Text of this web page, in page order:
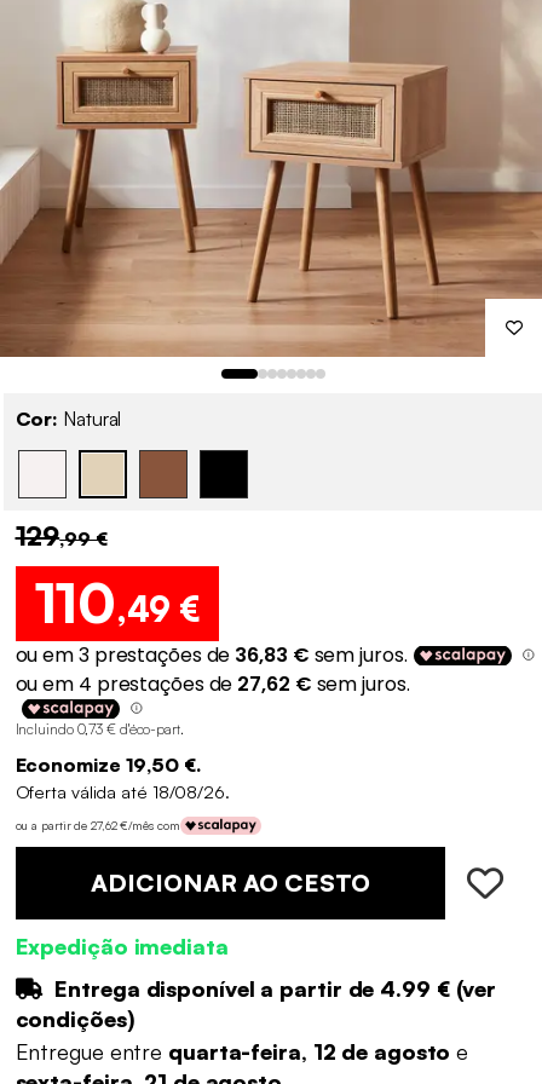
Cor: Natural
129,99 €
110,49 €
Incluindo 0,73 € d'éco-part.
Economize 19,50 €.
Oferta válida até 18/08/26.
ou a partir de 27,62 €/mês com
ADICIONAR AO CESTO
Expedição imediata
Entrega disponível a partir de 4.99 €(ver
condições)
Entregue entre quarta-feira, 12 de agostoe